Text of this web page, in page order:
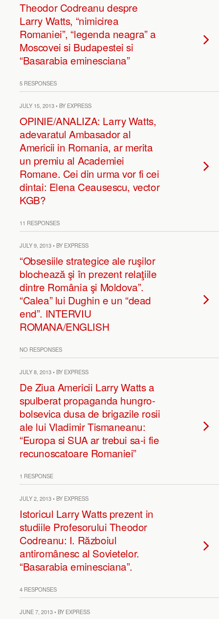
Theodor Codreanu despre
Larry Watts, “nimicirea
Romaniei”, “legenda neagra” a
Moscovei si Budapestei si
“Basarabia eminesciana”
5 RESPONSES
JULY 15, 2013 • BY EXPRESS
OPINIE/ANALIZA: Larry Watts,
adevaratul Ambasador al
Americii in Romania, ar merita
un premiu al Academiei
Romane. Cei din urma vor fi cei
dintai: Elena Ceausescu, vector
KGB?
11 RESPONSES
JULY 9, 2013 • BY EXPRESS
“Obsesiile strategice ale ruşilor
blochează şi în prezent relaţiile
dintre România şi Moldova”.
“Calea” lui Dughin e un “dead
end”. INTERVIU
ROMANA/ENGLISH
NO RESPONSES
JULY 8, 2013 • BY EXPRESS
De Ziua Americii Larry Watts a
spulberat propaganda hungro-
bolsevica dusa de brigazile rosii
ale lui Vladimir Tismaneanu:
“Europa si SUA ar trebui sa-i fie
recunoscatoare Romaniei”
1 RESPONSE
JULY 2, 2013 • BY EXPRESS
Istoricul Larry Watts prezent in
studiile Profesorului Theodor
Codreanu: I. Războiul
antiromânesc al Sovietelor.
“Basarabia eminesciana”.
4 RESPONSES
JUNE 7, 2013 • BY EXPRESS